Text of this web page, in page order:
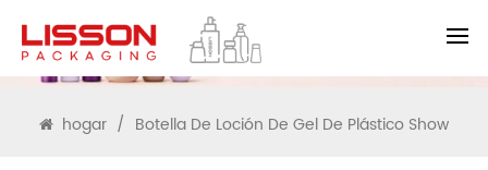
BUSCAR
hogar / Botella De Loción De Gel De Plástico Show